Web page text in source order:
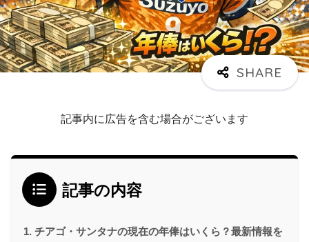
記事内に広告を含む場合がございます
記事の内容
チアゴ・サンタナの現在の年俸はいくら？最新情報を